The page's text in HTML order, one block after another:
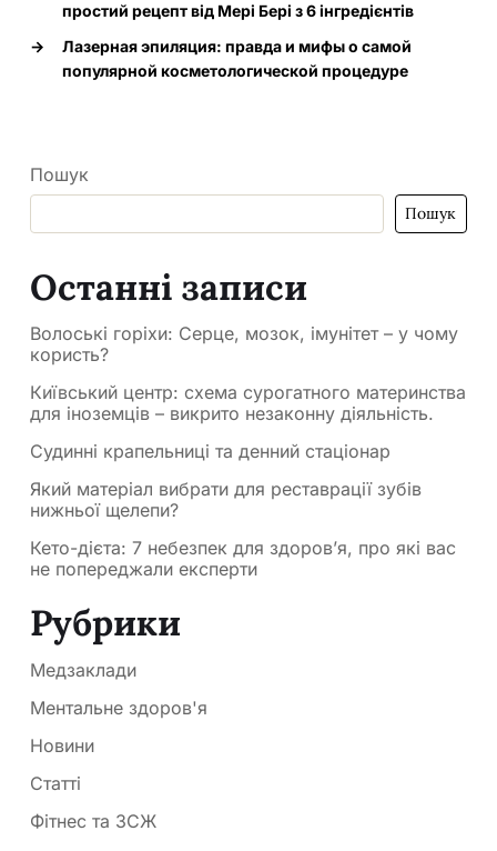
простий рецепт від Мері Бері з 6 інгредієнтів
→
Лазерная эпиляция: правда и мифы о самой
популярной косметологической процедуре
Пошук
Пошук
Останні записи
Волоські горіхи: Серце, мозок, імунітет – у чому
користь?
Київський центр: схема сурогатного материнства
для іноземців – викрито незаконну діяльність.
Судинні крапельниці та денний стаціонар
Який матеріал вибрати для реставрації зубів
нижньої щелепи?
Кето-дієта: 7 небезпек для здоров’я, про які вас
не попереджали експерти
Рубрики
Медзаклади
Ментальне здоров'я
Новини
Статті
Фітнес та ЗСЖ